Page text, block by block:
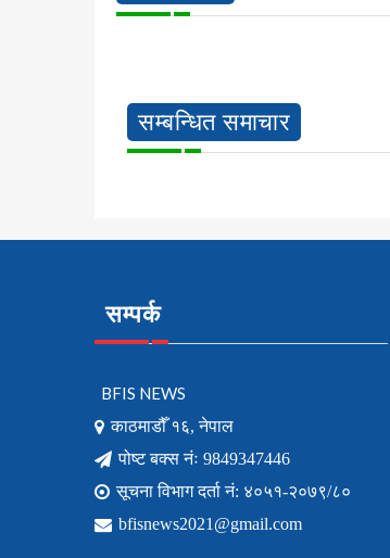
सम्बन्धित समाचार
सम्पर्क
BFIS NEWS
काठमाडौँ १६, नेपाल
पोष्ट बक्स नंः 9849347446
सूचना विभाग दर्ता नं: ४०५१-२०७९/८०
bfisnews2021@gmail.com